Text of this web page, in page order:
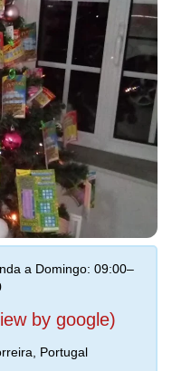
a Domingo: 09:00–
by google)
Portugal